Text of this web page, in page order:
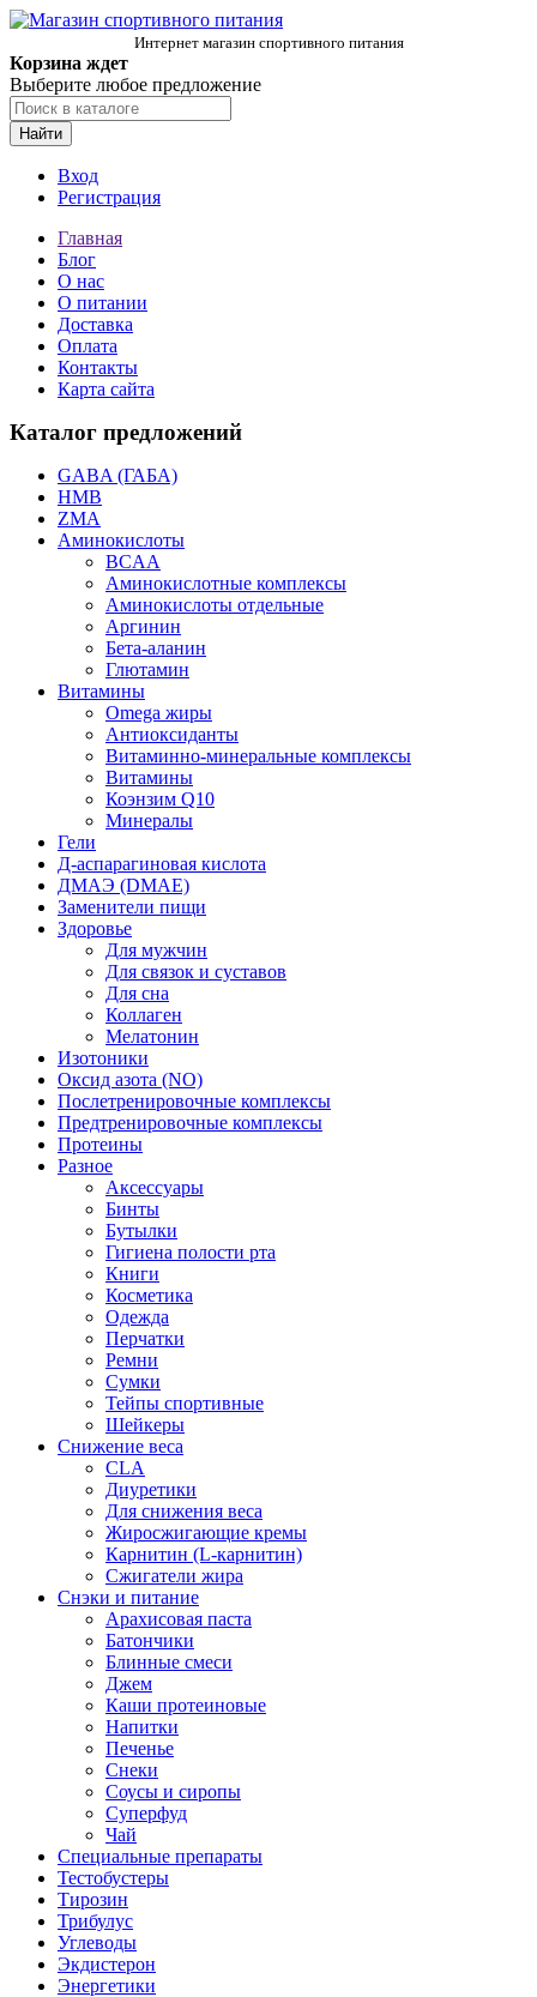
Интернет магазин спортивного питания
Корзина ждет
Выберите любое предложение
Найти
Вход
Регистрация
Главная
Блог
О нас
О питании
Доставка
Оплата
Контакты
Карта сайта
Каталог предложений
GABA (ГАБА)
HMB
ZMA
Аминокислоты
BCAA
Аминокислотные комплексы
Аминокислоты отдельные
Аргинин
Бета-аланин
Глютамин
Витамины
Omega жиры
Антиоксиданты
Витаминно-минеральные комплексы
Витамины
Коэнзим Q10
Минералы
Гели
Д-аспарагиновая кислота
ДМАЭ (DMAE)
Заменители пищи
Здоровье
Для мужчин
Для связок и суставов
Для сна
Коллаген
Мелатонин
Изотоники
Оксид азота (NO)
Послетренировочные комплексы
Предтренировочные комплексы
Протеины
Разное
Аксессуары
Бинты
Бутылки
Гигиена полости рта
Книги
Косметика
Одежда
Перчатки
Ремни
Сумки
Тейпы спортивные
Шейкеры
Снижение веса
CLA
Диуретики
Для снижения веса
Жиросжигающие кремы
Карнитин (L-карнитин)
Сжигатели жира
Снэки и питание
Арахисовая паста
Батончики
Блинные смеси
Джем
Каши протеиновые
Напитки
Печенье
Снеки
Соусы и сиропы
Суперфуд
Чай
Специальные препараты
Тестобустеры
Тирозин
Трибулус
Углеводы
Экдистерон
Энергетики